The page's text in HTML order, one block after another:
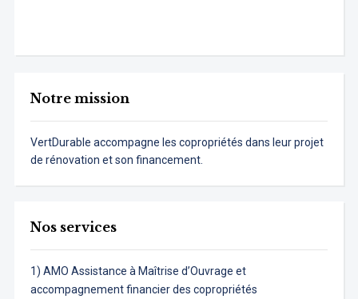
Notre mission
VertDurable accompagne les copropriétés dans leur projet
de rénovation et son financement.
Nos services
1) AMO Assistance à Maîtrise d’Ouvrage et
accompagnement financier des copropriétés